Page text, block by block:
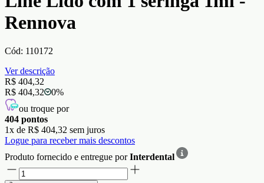
Rennova
Cód: 110172
Ver descrição
R$ 404,32
R$ 404,32
0%
ou troque por
404 pontos
1x de R$ 404,32 sem juros
Logue para receber mais descontos
Produto fornecido e entregue porInterdental